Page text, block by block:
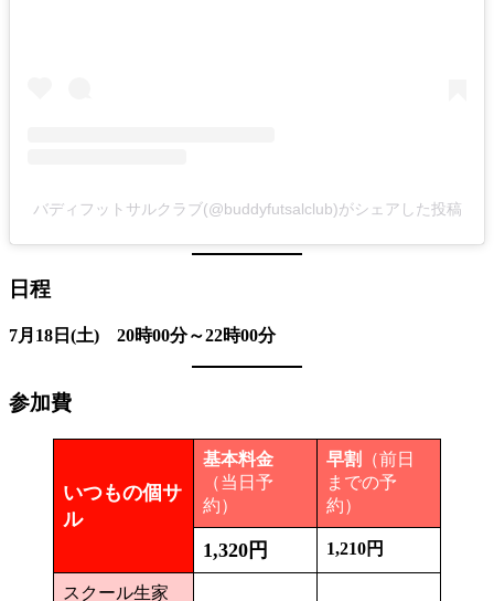
バディフットサルクラブ(@buddyfutsalclub)がシェアした投稿
日程
7月18日(土) 20時00分～22時00分
参加費
いつもの個サ
ル
基本料金
（当日予
約）
早割
（前日
までの予
約）
1,320円 1,210円
スクール生家